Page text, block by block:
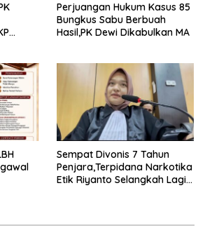
Perjuangan Hukum Kasus 85
Bungkus Sabu Berbuah
Hasil,PK Dewi Dikabulkan MA
Sempat Divonis 7 Tahun
Penjara,Terpidana Narkotika
Etik Riyanto Selangkah Lagi